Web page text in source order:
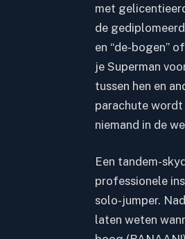
met
de
en “de-bogen”
je Superman
tussen hen en
parachute
niemand in de
Een tandem-
professionele
solo-jumper.
laten weten